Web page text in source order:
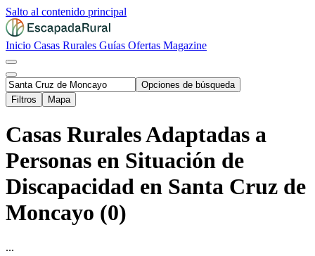
Salto al contenido principal
Inicio Casas Rurales Guías Ofertas Magazine
Opciones de búsqueda
Filtros
Mapa
Casas Rurales Adaptadas a
Personas en Situación de
Discapacidad en Santa Cruz de
Moncayo (0)
...